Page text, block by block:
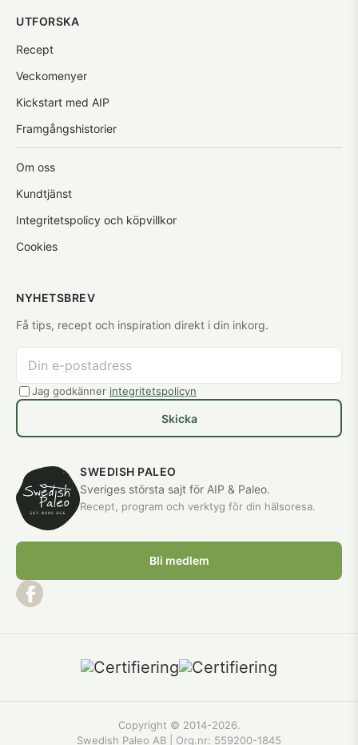
SWEDISH PALEO
Sveriges största sajt för AIP & Paleo.
Recept, program och verktyg för din hälsoresa.
Bli medlem
UTFORSKA
Recept
Veckomenyer
Kickstart med AIP
Framgångshistorier
Om oss
Kundtjänst
Integritetspolicy och köpvillkor
Cookies
NYHETSBREV
Få tips, recept och inspiration direkt i din inkorg.
Jag godkänner integritetspolicyn
Skicka
Copyright © 2014-2026.
Swedish Paleo AB | Org.nr: 559200-1845